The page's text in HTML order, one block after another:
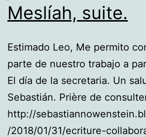
Meslíah, suite.
Estimado Leo, Me permito
parte de nuestro trabajo a
El día de la secretaria. Un
Sebastián. Prière de
http://
/2018/01/31/ecriture-